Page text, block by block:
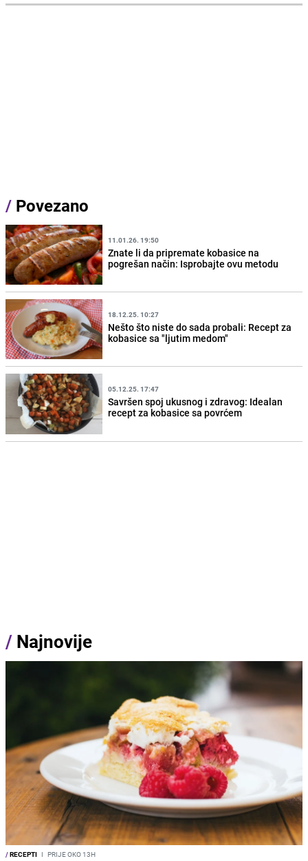
/ Povezano
11.01.26. 19:50
Znate li da pripremate kobasice na
pogrešan način: Isprobajte ovu metodu
18.12.25. 10:27
Nešto što niste do sada probali: Recept za
kobasice sa "ljutim medom"
05.12.25. 17:47
Savršen spoj ukusnog i zdravog: Idealan
recept za kobasice sa povrćem
/ Najnovije
/RECEPTI I PRIJE OKO 13H